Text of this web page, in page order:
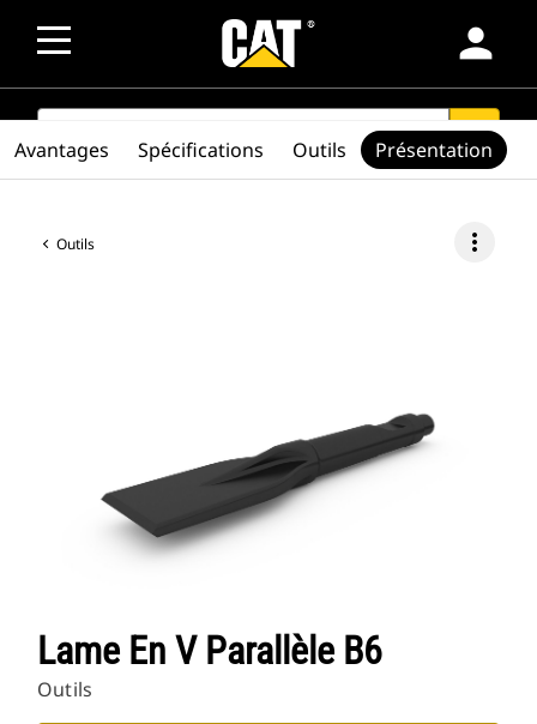
person
SEARCH search
Outils more_vert
Lame En V Parallèle B6
Outils
Avantages Spécifications Outils Présentation